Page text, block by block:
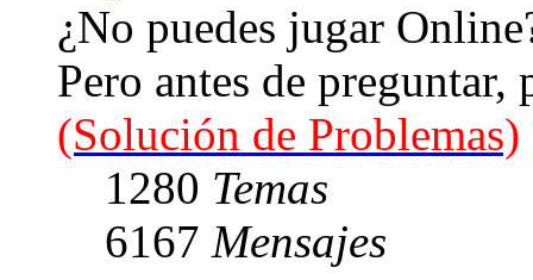
¿No puedes jugar
Pero antes de
(Solución de Problemas)
1280 Temas
6167 Mensajes